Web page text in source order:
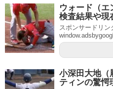
ウォード（エ
検査結果や現
スポンサードリン
小深田大地（
ティンの驚愕